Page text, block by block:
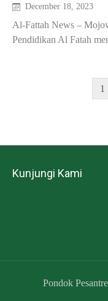
December 18, 2023
Al-Fattah News –
Pendidikan Al Fatah
1
Kunjungi Kami
Pondok